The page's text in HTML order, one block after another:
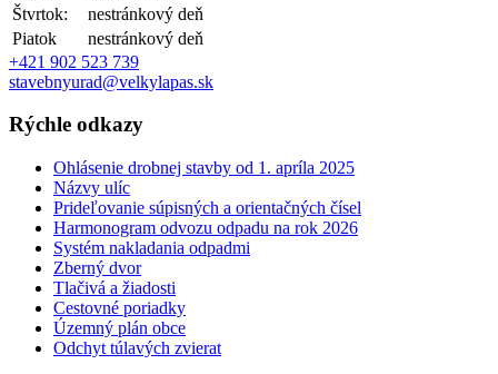
Štvrtok:
nestránkový deň
Piatok
nestránkový deň
+421 902 523 739
stavebnyurad@velkylapas.sk
Rýchle odkazy
Ohlásenie drobnej stavby od 1. apríla 2025
Názvy ulíc
Prideľovanie súpisných a orientačných čísel
Harmonogram odvozu odpadu na rok 2026
Systém nakladania odpadmi
Zberný dvor
Tlačivá a žiadosti
Cestovné poriadky
Územný plán obce
Odchyt túlavých zvierat